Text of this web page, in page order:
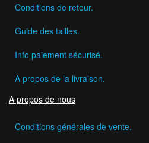
Conditions de retour.
Guide des tailles.
Info paiement sécurisé.
A propos de la livraison.
A propos de nous
Conditions générales de vente.